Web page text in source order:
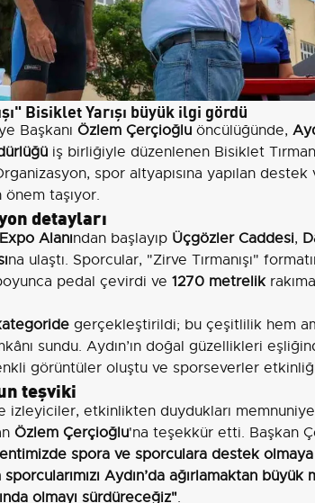
Bisiklet Yarışı büyük ilgi gördü
Başkanı Özlem Çerçioğlu öncülüğünde,
iş birliğiyle düzenlenen Bisiklet
spor altyapısına yapılan
önem taşıyor.
detayları
Alanından başlayıp Üçgözler Caddesi,
na ulaştı. Sporcular, "Zirve Tırmanışı"
pedal çevirdi ve 1270 metrelik
gerçekleştirildi; bu çeşitlilik hem
sundu. Aydın’ın doğal güzellikleri
görüntüler oluştu ve sporseverler
teşviki
izleyiciler, etkinlikten duydukları
Özlem Çerçioğlu'na teşekkür etti. Başkan
spora ve sporculara destek
Aydın’da ağırlamaktan
olmayı sürdüreceğiz".